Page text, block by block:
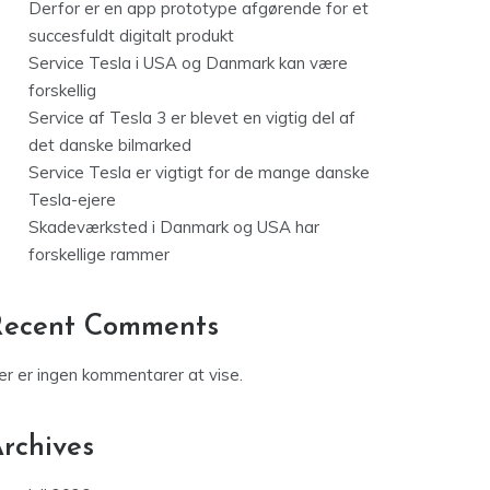
Derfor er en app prototype afgørende for et
succesfuldt digitalt produkt
Service Tesla i USA og Danmark kan være
forskellig
Service af Tesla 3 er blevet en vigtig del af
det danske bilmarked
Service Tesla er vigtigt for de mange danske
Tesla-ejere
Skadeværksted i Danmark og USA har
forskellige rammer
Comments
er ingen kommentarer at vise.